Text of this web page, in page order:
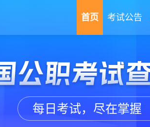
首页 考试公告
每日考试，尽在掌握